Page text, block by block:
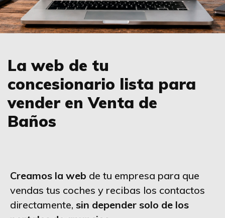
La web de tu
concesionario lista para
vender en Venta de
Baños
Creamos la web de tu empresa para que
vendas tus coches y recibas los contactos
directamente, sin depender solo de los